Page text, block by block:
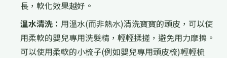
長，軟化效果越好。
溫水清洗： 用溫水(而非熱水)清洗寶寶的頭皮，可以使
用柔軟的嬰兒專用洗髮精，輕輕揉搓，避免用力摩擦。
可以使用柔軟的小梳子(例如嬰兒專用頭皮梳)輕輕梳